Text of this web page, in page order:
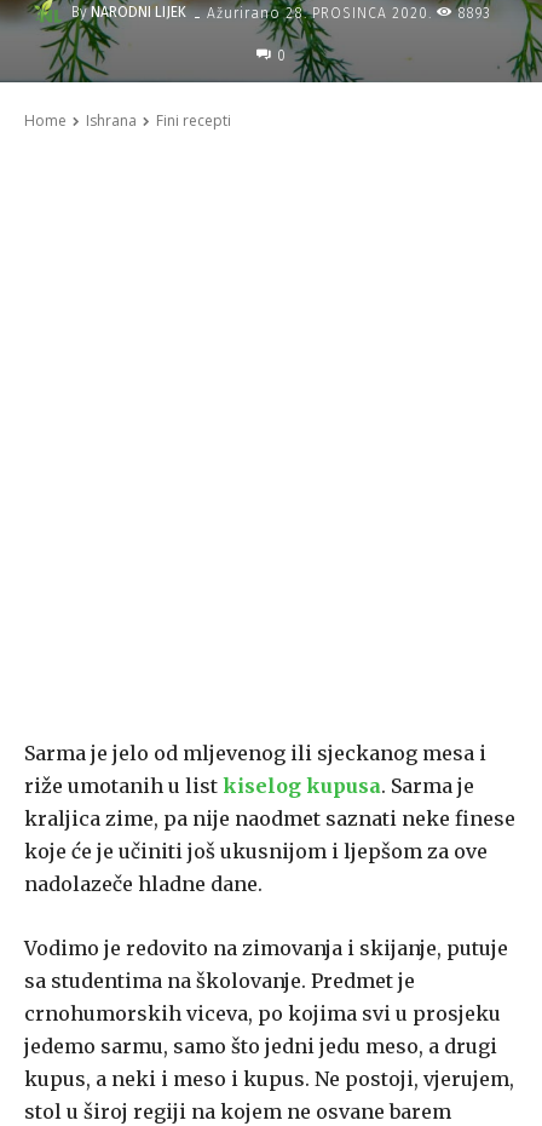
By NARODNI LIJEK - Ažurirano 28. PROSINCA 2020. 8893
0
Home Ishrana Fini recepti
Sarma je jelo od mljevenog ili sjeckanog mesa i
riže umotanih u list kiselog kupusa. Sarma je
kraljica zime, pa nije naodmet saznati neke finese
koje će je učiniti još ukusnijom i ljepšom za ove
nadolazeče hladne dane.
Vodimo je redovito na zimovanja i skijanje, putuje
sa studentima na školovanje. Predmet je
crnohumorskih viceva, po kojima svi u prosjeku
jedemo sarmu, samo što jedni jedu meso, a drugi
kupus, a neki i meso i kupus. Ne postoji, vjerujem,
stol u široj regiji na kojem ne osvane barem